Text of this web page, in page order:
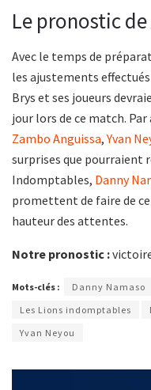
Le pronostic de
Avec le temps de
les ajustements
Brys et ses joueurs
jour lors de ce match.
Zambo Anguissa,Yvan
surprises que pourraient
Indomptables, Danny
promettent de faire de
hauteur des attentes.
Notre pronostic :
Mots-clés : Danny Namaso
Les Lions indomptables
Yvan Neyou